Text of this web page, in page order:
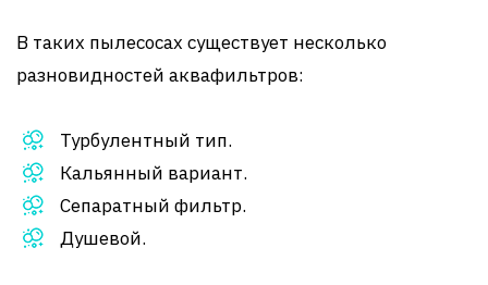
В таких пылесосах существует несколько
разновидностей аквафильтров:
Турбулентный тип.
Кальянный вариант.
Сепаратный фильтр.
Душевой.